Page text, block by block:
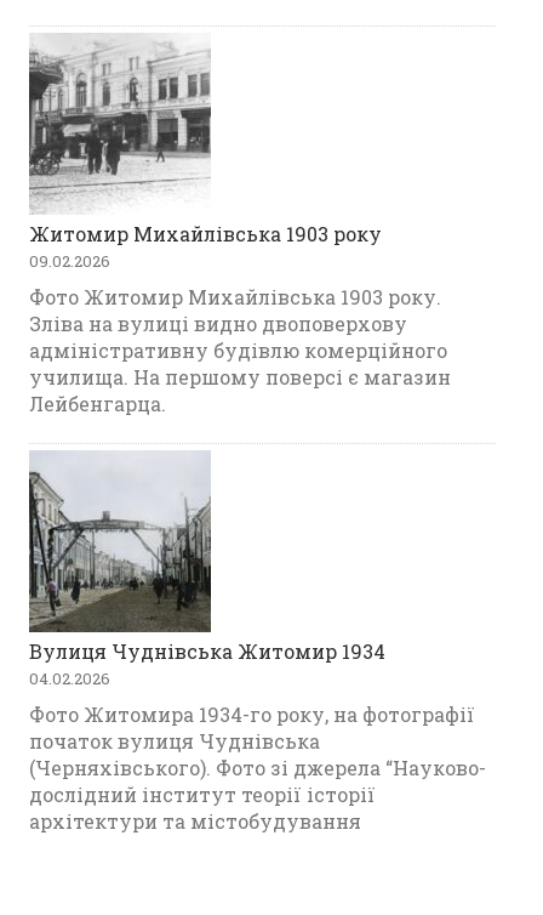
Житомир Михайлівська 1903 року
09.02.2026
Фото Житомир Михайлівська 1903 року.
Зліва на вулиці видно двоповерхову
адміністративну будівлю комерційного
училища. На першому поверсі є магазин
Лейбенгарца.
Вулиця Чуднівська Житомир 1934
04.02.2026
Фото Житомира 1934-го року, на фотографії
початок вулиця Чуднівська
(Черняхівського). Фото зі джерела “Науково-
дослідний інститут теорії історії
архітектури та містобудування